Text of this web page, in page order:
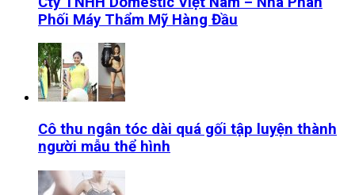
Phối Máy Thẩm Mỹ Hàng Đầu
Cô thu ngân tóc dài quá gối tập luyện thành
người mẫu thể hình